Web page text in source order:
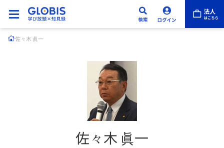
佐々木 眞一
佐々木 眞一